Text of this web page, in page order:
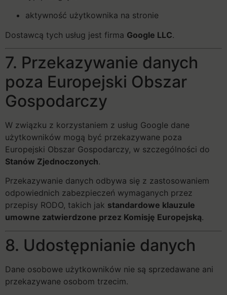
aktywność użytkownika na stronie
Dostawcą tych usług jest firma Google LLC.
7. Przekazywanie danych
poza Europejski Obszar
Gospodarczy
W związku z korzystaniem z usług Google dane
użytkowników mogą być przekazywane poza
Europejski Obszar Gospodarczy, w szczególności do
Stanów Zjednoczonych.
Przekazywanie danych odbywa się z zastosowaniem
odpowiednich zabezpieczeń wymaganych przez
przepisy RODO, takich jak standardowe klauzule
umowne zatwierdzone przez Komisję Europejską.
8. Udostępnianie danych
Dane osobowe użytkowników nie są sprzedawane ani
przekazywane osobom trzecim.